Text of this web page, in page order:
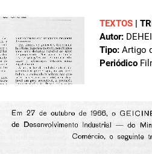
TEXTOS |
Autor:
Tipo: Artigo
Periódico